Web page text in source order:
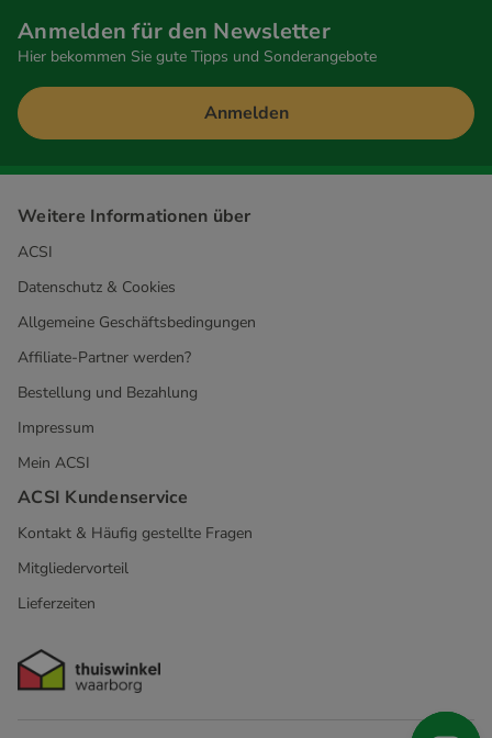
Anmelden für den Newsletter
Hier bekommen Sie gute Tipps und Sonderangebote
Anmelden
Weitere Informationen über
ACSI
Datenschutz & Cookies
Allgemeine Geschäftsbedingungen
Affiliate-Partner werden?
Bestellung und Bezahlung
Impressum
Mein ACSI
ACSI Kundenservice
Kontakt & Häufig gestellte Fragen
Mitgliedervorteil
Lieferzeiten